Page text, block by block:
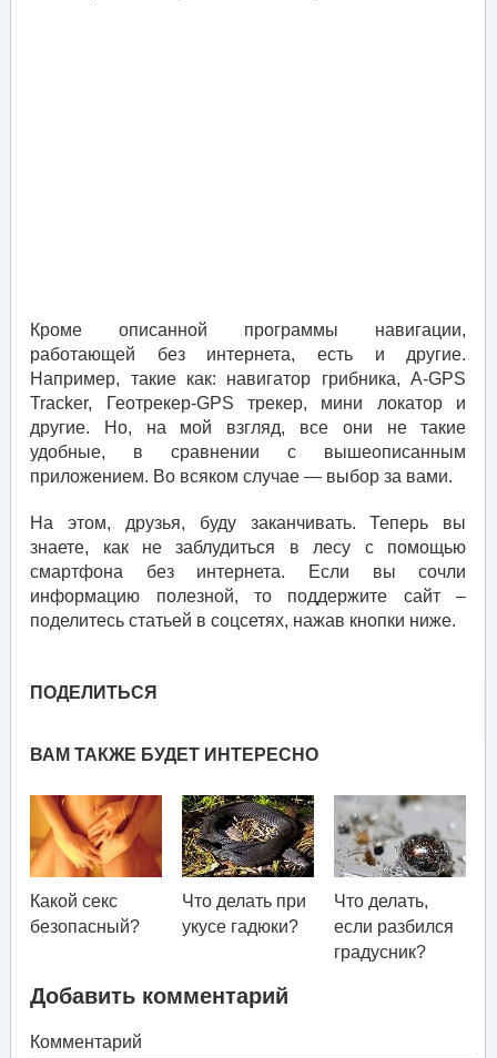
Кроме описанной программы навигации,
работающей без интернета, есть и другие.
Например, такие как: навигатор грибника, A-GPS
Tracker, Геотрекер-GPS трекер, мини локатор и
другие. Но, на мой взгляд, все они не такие
удобные, в сравнении с вышеописанным
приложением. Во всяком случае — выбор за вами.
На этом, друзья, буду заканчивать. Теперь вы
знаете, как не заблудиться в лесу с помощью
смартфона без интернета. Если вы сочли
информацию полезной, то поддержите сайт –
поделитесь статьей в соцсетях, нажав кнопки ниже.
ПОДЕЛИТЬСЯ
ВАМ ТАКЖЕ БУДЕТ ИНТЕРЕСНО
Какой секс
безопасный?
Что делать при
укусе гадюки?
Что делать,
если разбился
градусник?
Добавить комментарий
Комментарий